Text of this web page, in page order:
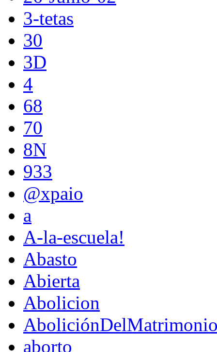
3-tetas
30
3D
4
68
70
8N
933
@xpaio
a
A-la-escuela!
Abasto
Abierta
Abolicion
aborto